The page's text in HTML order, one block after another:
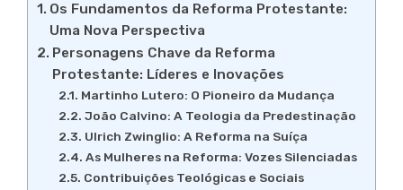
Os Fundamentos da Reforma Protestante:
Uma Nova Perspectiva
Personagens Chave da Reforma
Protestante: Líderes e Inovações
Martinho Lutero: O Pioneiro da Mudança
João Calvino: A Teologia da Predestinação
Ulrich Zwinglio: A Reforma na Suíça
As Mulheres na Reforma: Vozes Silenciadas
Contribuições Teológicas e Sociais